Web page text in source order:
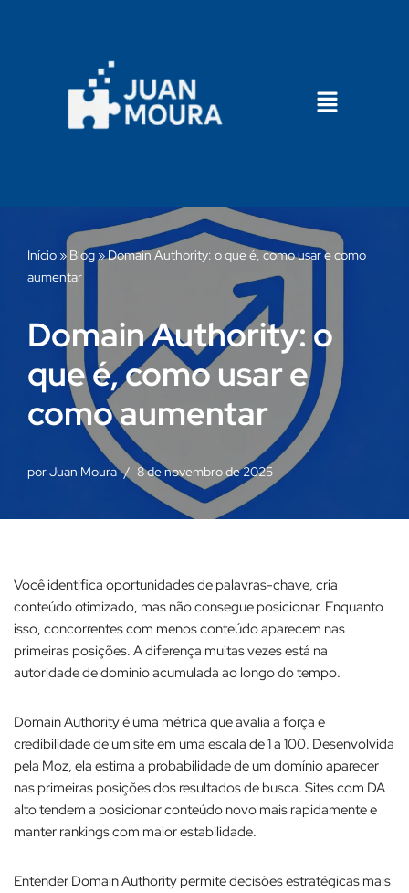
Início » Blog»Domain Authority: o que é, como usar e como
aumentar
Domain Authority: o
que é, como usar e
como aumentar
porJuan Moura 8 de novembro de 2025
Você identifica oportunidades de palavras-chave, cria
conteúdo otimizado, mas não consegue posicionar. Enquanto
isso, concorrentes com menos conteúdo aparecem nas
primeiras posições. A diferença muitas vezes está na
autoridade de domínio acumulada ao longo do tempo.​
Domain Authority é uma métrica que avalia a força e
credibilidade de um site em uma escala de 1 a 100. Desenvolvida
pela Moz, ela estima a probabilidade de um domínio aparecer
nas primeiras posições dos resultados de busca. Sites com DA
alto tendem a posicionar conteúdo novo mais rapidamente e
manter rankings com maior estabilidade.​
Entender Domain Authority permite decisões estratégicas mais